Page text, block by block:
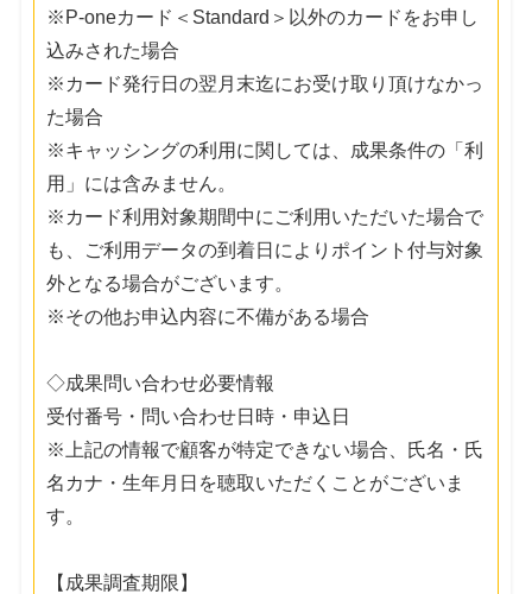
※P-oneカード＜Standard＞以外のカードをお申し
込みされた場合
※カード発行日の翌月末迄にお受け取り頂けなかっ
た場合
※キャッシングの利用に関しては、成果条件の「利
用」には含みません。
※カード利用対象期間中にご利用いただいた場合で
も、ご利用データの到着日によりポイント付与対象
外となる場合がございます。
※その他お申込内容に不備がある場合
◇成果問い合わせ必要情報
受付番号・問い合わせ日時・申込日
※上記の情報で顧客が特定できない場合、氏名・氏
名カナ・生年月日を聴取いただくことがございま
す。
【成果調査期限】